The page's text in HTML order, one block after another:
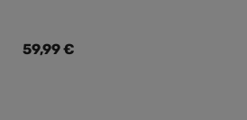
Regulärer Preis:
59,99 €